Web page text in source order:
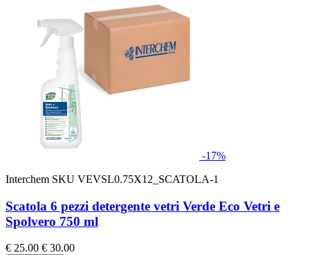
-17%
Interchem SKU VEVSL0.75X12_SCATOLA-1
Scatola 6 pezzi detergente vetri Verde Eco Vetri e
Spolvero 750 ml
€ 25.00 € 30.00